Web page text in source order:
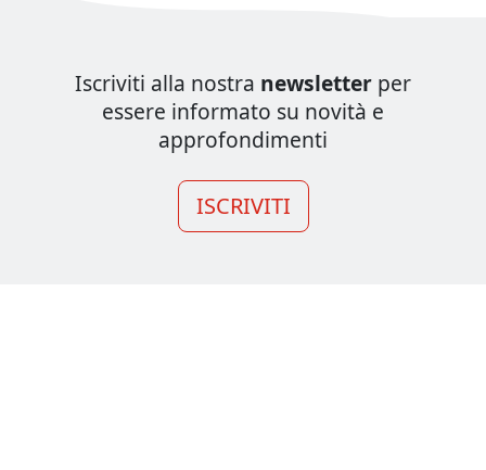
Iscriviti alla nostra newsletter per
essere informato su novità e
approfondimenti
ISCRIVITI